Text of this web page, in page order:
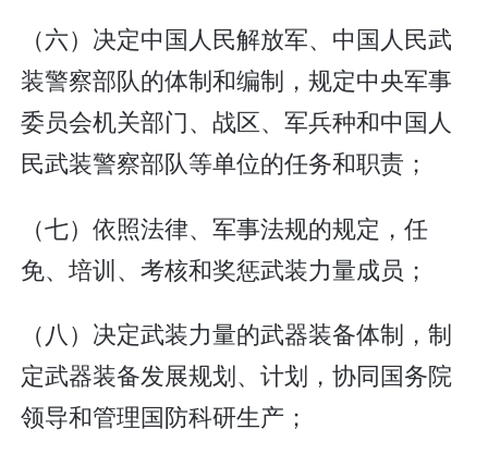
（六）决定中国人民解放军、中国人民武
装警察部队的体制和编制，规定中央军事
委员会机关部门、战区、军兵种和中国人
民武装警察部队等单位的任务和职责；
（七）依照法律、军事法规的规定，任
免、培训、考核和奖惩武装力量成员；
（八）决定武装力量的武器装备体制，制
定武器装备发展规划、计划，协同国务院
领导和管理国防科研生产；